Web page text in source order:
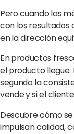
Pero cuando las
con los resultados
en la dirección
En productos
el producto llegue.
segundo la
vende y si el
Descubre cómo
impulsan calidad,